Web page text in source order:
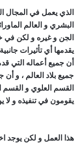
الذي يعمل في المجال
البشري و العالم
الجن و غيره و لكن في
يقدمها أي تأثيرات
أن جميع أعماله
جميع بلاد العالم ، و
القسم العلوي و
يقومون في تنفيذه و لا
هذا العمل و لكن يوجد